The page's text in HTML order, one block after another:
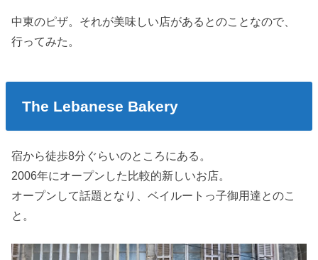
中東のピザ。それが美味しい店があるとのことなので、
行ってみた。
The Lebanese Bakery
宿から徒歩8分ぐらいのところにある。
2006年にオープンした比較的新しいお店。
オープンして話題となり、ベイルートっ子御用達とのこ
と。